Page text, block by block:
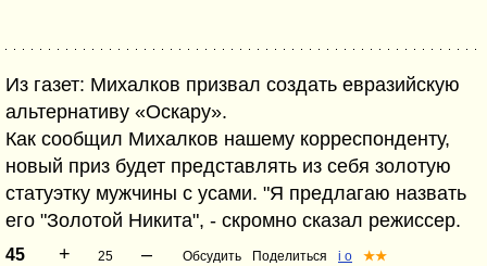
Из газет: Михалков призвал создать евразийскую
альтернативу «Оскару».
Как сообщил Михалков нашему корреспонденту,
новый приз будет представлять из себя золотую
статуэтку мужчины с усами. "Я предлагаю назвать
его "Золотой Никита", - скромно сказал режиссер.
45 + 25 – Обсудить Поделиться i o ★★